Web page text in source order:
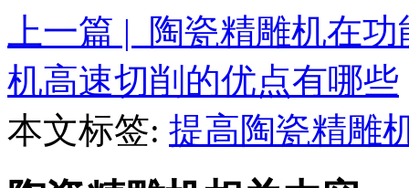
上一篇 | 陶瓷精雕机在
机高速切削的优点有哪些
本文标签: 提高陶瓷精雕